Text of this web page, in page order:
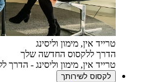
טרייד אין, מימון וליסינג
הדרך ללקסוס החדשה שלך
טרייד אין, מימון וליסינג -
לקסוס לשירותך